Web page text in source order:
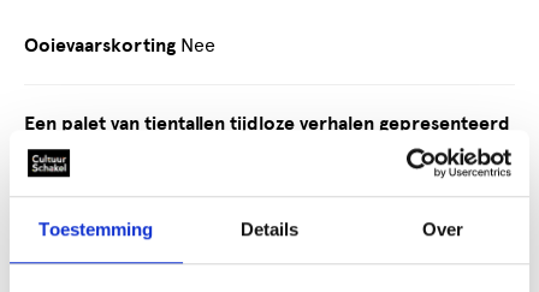
Toestemming Details Over
Een palet van tientallen tijdloze verhalen gepresenteerd
in reel time. Het Indian Film Festival The Hague is een
bruisend feest van Indiase film en cultuur.
22 t/m 29 oktober Filmhuis Den Haag | Theater Dakota
Ooievaarskorting Nee